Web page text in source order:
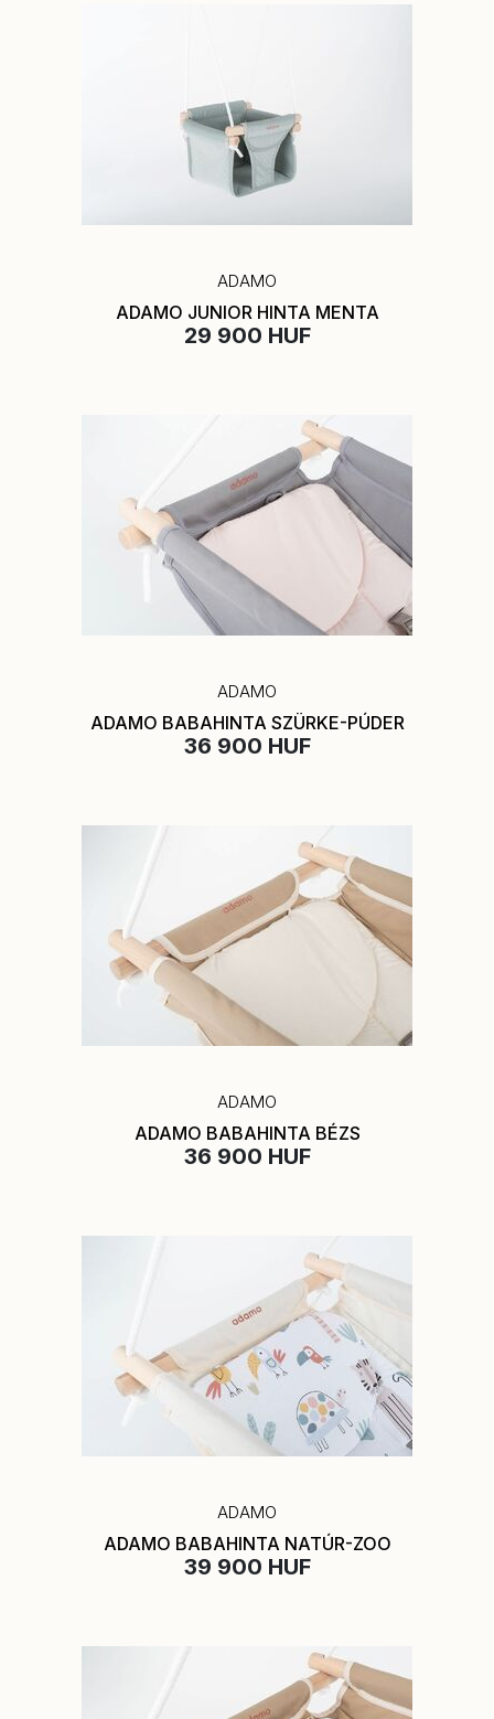
ADAMO
ADAMO JUNIOR HINTA MENTA
29 900 HUF
ADAMO
ADAMO BABAHINTA SZÜRKE-PÚDER
36 900 HUF
ADAMO
ADAMO BABAHINTA BÉZS
36 900 HUF
ADAMO
ADAMO BABAHINTA NATÚR-ZOO
39 900 HUF